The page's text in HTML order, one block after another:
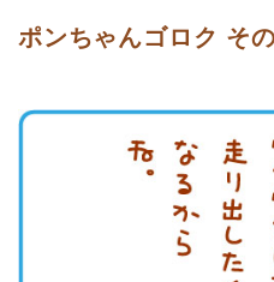
ポンちゃんゴロク そ